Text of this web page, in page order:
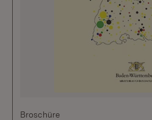
Broschüre